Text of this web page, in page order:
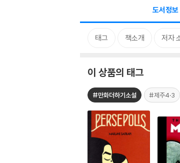
도서정보
태그 책소개 저자
이 상품의 태그
#만화더하기소설 #제주4·3